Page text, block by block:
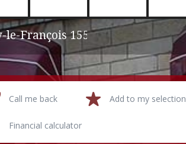
le-François155 sqm
Call me back Add to my selection
Financial calculator